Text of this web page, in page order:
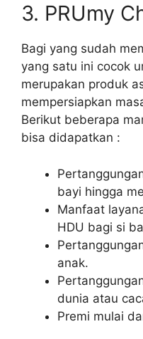
3. PRUmy
Bagi yang sudah
yang satu ini cocok
merupakan produk
mempersiapkan
Berikut beberapa
bisa didapatkan :
bayi hingga
Manfaat
HDU bagi si
anak.
dunia atau
Premi mulai